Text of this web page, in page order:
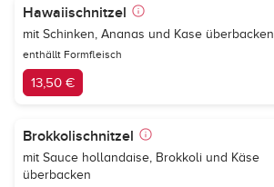
Hawaiischnitzel
mit Schinken, Ananas und Kase überbacken
enthällt Formfleisch
13,50 €
Brokkolischnitzel
mit Sauce hollandaise, Brokkoli und Käse
überbacken